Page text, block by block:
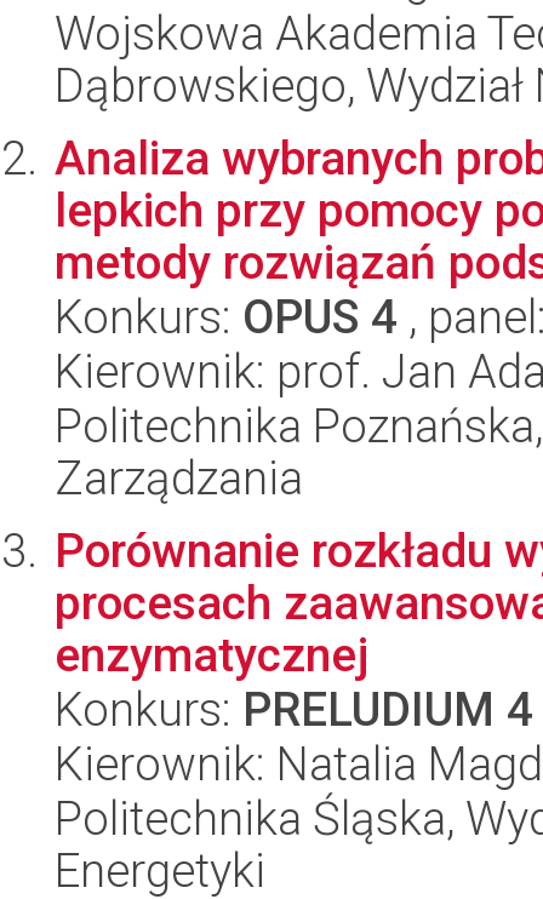
Wojskowa Akademia
Dąbrowskiego,
Analiza wybranych
lepkich przy pomocy
metody rozwiązań
Konkurs: OPUS 4 ,
Kierownik: prof. Jan
Politechnika
Zarządzania
Porównanie rozkładu
procesach
enzymatycznej
Konkurs: PRELUDIUM 4
Kierownik: Natalia
Politechnika Śląska,
Energetyki